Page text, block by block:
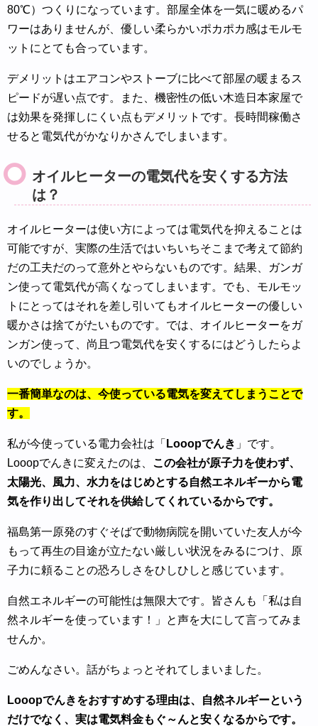
80℃）つくりになっています。部屋全体を一気に暖めるパ
ワーはありませんが、優しい柔らかいポカポカ感はモルモ
ットにとても合っています。
デメリットはエアコンやストーブに比べて部屋の暖まるス
ピードが遅い点です。また、機密性の低い木造日本家屋で
は効果を発揮しにくい点もデメリットです。長時間稼働さ
せると電気代がかなりかさんでしまいます。
オイルヒーターの電気代を安くする方法
は？
オイルヒーターは使い方によっては電気代を抑えることは
可能ですが、実際の生活ではいちいちそこまで考えて節約
だの工夫だのって意外とやらないものです。結果、ガンガ
ン使って電気代が高くなってしまいます。でも、モルモッ
トにとってはそれを差し引いてもオイルヒーターの優しい
暖かさは捨てがたいものです。では、オイルヒーターをガ
ンガン使って、尚且つ電気代を安くするにはどうしたらよ
いのでしょうか。
一番簡単なのは、今使っている電気を変えてしまうことで
す。
私が今使っている電力会社は「 Looopでんき 」です。
Looopでんきに変えたのは、 この会社が原子力を使わず、
太陽光、風力、水力をはじめとする自然エネルギーから電
気を作り出してそれを供給してくれているからです。
福島第一原発のすぐそばで動物病院を開いていた友人が今
もって再生の目途が立たない厳しい状況をみるにつけ、原
子力に頼ることの恐ろしさをひしひしと感じています。
自然エネルギーの可能性は無限大です。皆さんも「私は自
然ネルギーを使っています！」と声を大にして言ってみま
せんか。
ごめんなさい。話がちょっとそれてしまいました。
Looopでんきをおすすめする理由は、自然ネルギーという
だけでなく、実は電気料金もぐ～んと安くなるからです。